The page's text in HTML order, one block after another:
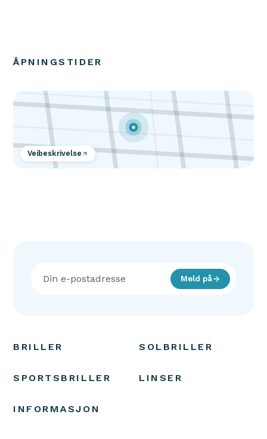
ÅPNINGSTIDER
Veibeskrivelse
Meld på
BRILLER SOLBRILLER
SPORTSBRILLER LINSER
INFORMASJON